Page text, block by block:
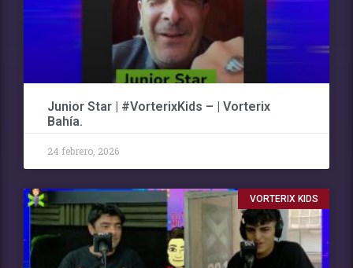
Junior Star | #VorterixKids – | Vorterix
Bahía.
24 febrero, 2026
VORTERIX KIDS